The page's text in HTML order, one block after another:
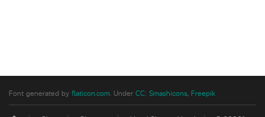
Font generated by flaticon.com. Under CC: Smashicons, Freepik